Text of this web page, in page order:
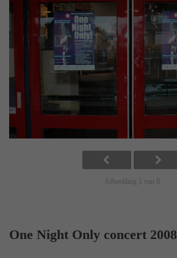
Afbeelding 1 van 8
One Night Only concert 2008